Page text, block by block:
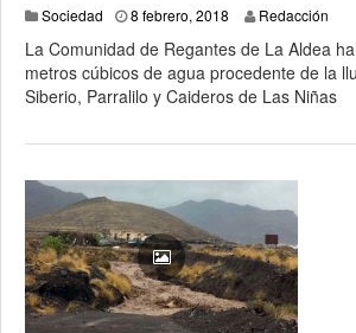
Sociedad 8 febrero, 2018 Redacción
La Comunidad de Regantes de La Aldea
metros cúbicos de agua procedente de la
Siberio, Parralilo y Caideros de Las Niñas